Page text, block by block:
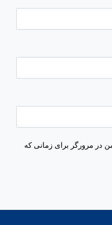
در مرورگر برای زمانی که